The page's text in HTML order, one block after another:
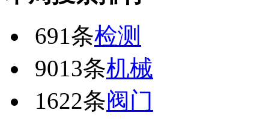
691条检测
9013条机械
1622条阀门